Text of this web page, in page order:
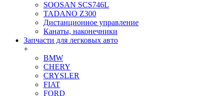
SOOSAN SCS746L
TADANO Z300
Дистанционное управление
Канаты, наконечники
Запчасти для легковых авто
+
BMW
CHERY
CRYSLER
FIAT
FORD